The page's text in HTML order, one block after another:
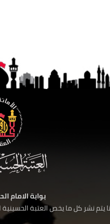
بوابة الامام
يتم نشر كل ما يخص العتبة